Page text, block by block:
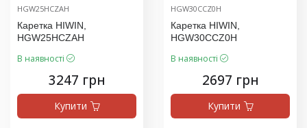
HGW25HCZAH
Каретка HIWIN,
HGW25HCZAH
В наявності
3247 грн
Купити
HGW30CCZ0H
Каретка HIWIN,
HGW30CCZ0H
В наявності
2697 грн
Купити